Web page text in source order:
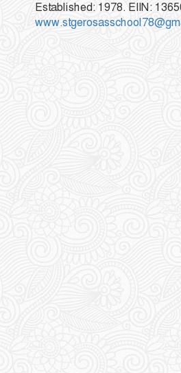
Established: 1978. EIIN: